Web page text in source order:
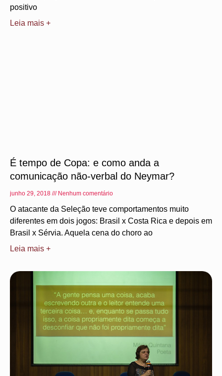
positivo
Leia mais +
É tempo de Copa: e como anda a
comunicação não-verbal do Neymar?
junho 29, 2018 Nenhum comentário
O atacante da Seleção teve comportamentos muito
diferentes em dois jogos: Brasil x Costa Rica e depois em
Brasil x Sérvia. Aquela cena do choro ao
Leia mais +